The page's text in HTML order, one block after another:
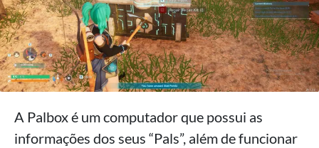
A Palbox é um computador que possui as
informações dos seus “Pals”, além de funcionar